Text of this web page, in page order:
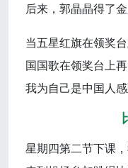
后来，郭晶晶得了
当五星红旗在领奖
国国歌在领奖台上
我为自己是中国人感
星期四第二节下课